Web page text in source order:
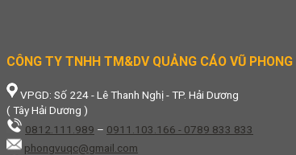
CÔNG TY TNHH TM&DV QUẢNG CÁO VŨ PHONG
VPGD: Số 224 - Lê Thanh Nghị - TP. Hải Dương
( Tây Hải Dương )
0812.111.989 – 0911.103.166 - 0789 833 833
phongvuqc@gmail.com